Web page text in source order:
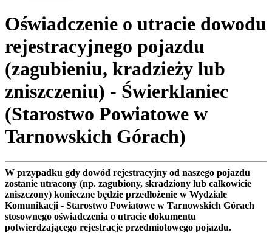
Oświadczenie o utracie dowodu
rejestracyjnego pojazdu
(zagubieniu, kradzieży lub
zniszczeniu) - Świerklaniec
(Starostwo Powiatowe w
Tarnowskich Górach)
W przypadku gdy dowód rejestracyjny od naszego pojazdu
zostanie utracony (np. zagubiony, skradziony lub całkowicie
zniszczony) konieczne będzie przedłożenie w Wydziale
Komunikacji - Starostwo Powiatowe w Tarnowskich Górach
stosownego oświadczenia o utracie dokumentu
potwierdzającego rejestracje przedmiotowego pojazdu.